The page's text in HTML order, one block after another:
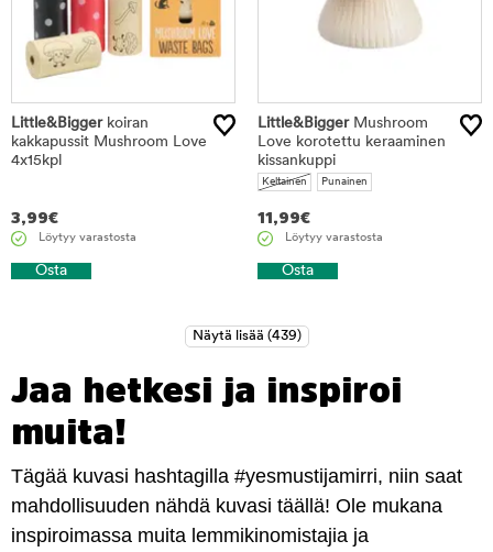
Little&Biggerkoiran
kakkapussit Mushroom Love
4x15kpl
3,99€
Löytyy varastosta
Osta
Little&BiggerMushroom
Love korotettu keraaminen
kissankuppi
Keltainen Punainen
11,99€
Löytyy varastosta
Osta
Jaa hetkesi ja inspiroi
muita!
Tägää kuvasi hashtagilla #yesmustijamirri, niin saat
mahdollisuuden nähdä kuvasi täällä! Ole mukana
inspiroimassa muita lemmikinomistajia ja